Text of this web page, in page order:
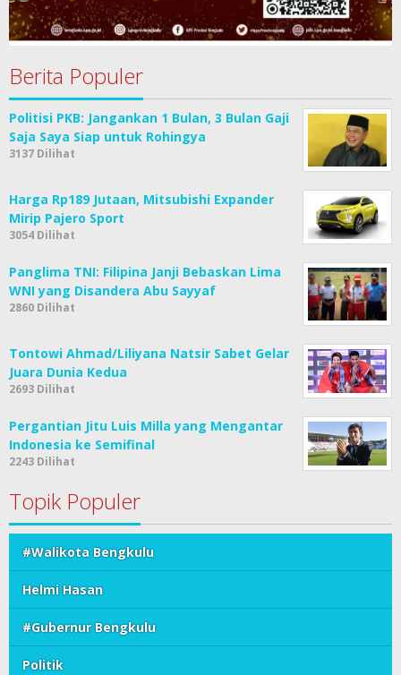
Berita Populer
Politisi PKB: Jangankan 1 Bulan, 3 Bulan Gaji
Saja Saya Siap untuk Rohingya
3137 Dilihat
Harga Rp189 Jutaan, Mitsubishi Expander
Mirip Pajero Sport
3054 Dilihat
Panglima TNI: Filipina Janji Bebaskan Lima
WNI yang Disandera Abu Sayyaf
2860 Dilihat
Tontowi Ahmad/Liliyana Natsir Sabet Gelar
Juara Dunia Kedua
2693 Dilihat
Pergantian Jitu Luis Milla yang Mengantar
Indonesia ke Semifinal
2243 Dilihat
Topik Populer
#Walikota Bengkulu
Helmi Hasan
#Gubernur Bengkulu
Politik